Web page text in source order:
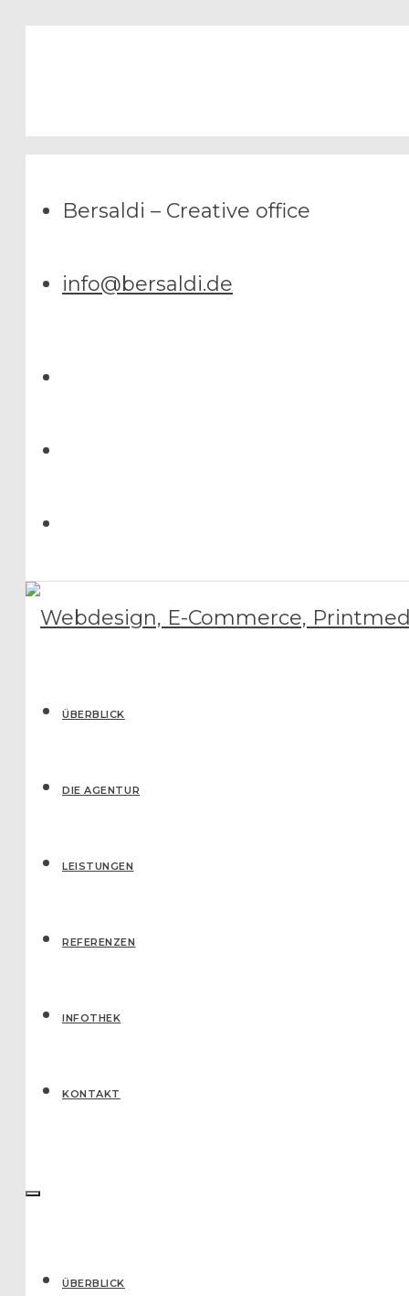
Bersaldi – Creative office
info@bersaldi.de
ÜBERBLICK
DIE AGENTUR
LEISTUNGEN
REFERENZEN
IN­FO­THEK
KONTAKT
ÜBERBLICK